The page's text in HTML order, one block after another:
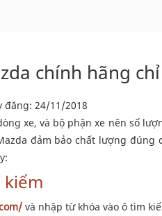
chính hãng
24/11/2018
xe, và bộ phận xe nên số
đảm bảo chất lượng đúng
và nhập từ khóa vào ô tìm